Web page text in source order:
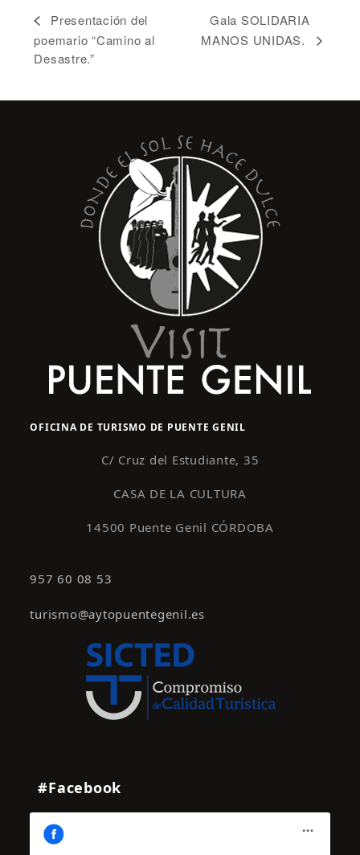
Presentación del
poemario “Camino al
Desastre.”
Gala SOLIDARIA
MANOS UNIDAS.
OFICINA DE TURISMO DE PUENTE GENIL
C/ Cruz del Estudiante, 35
CASA DE LA CULTURA
14500 Puente Genil CÓRDOBA
957 60 08 53
turismo@aytopuentegenil.es
#Facebook